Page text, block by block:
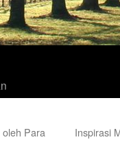
Para
Inspirasi